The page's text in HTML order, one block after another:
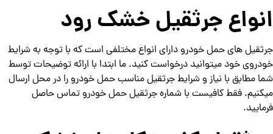
انواع جرثقیل خشک رود
جرثقیل های حمل خودرو دارای انواع مختلفی است که با توجه به شرایط
خودروی خود میتوانید درخواست کنید. ما ابتدا با ارائه توضیحات توسط
شما مطابق با نیاز و شرایط جرثقیل مناسب حمل خودرو را در محل ارسال
میکنیم. فقط کافیست با شماره جرثقیل حمل خودرو تماس حاصل
فرمایید.